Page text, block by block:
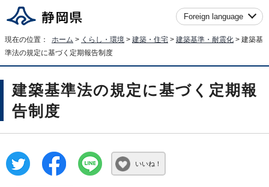
Foreign language
現在の位置： ホーム > くらし・環境 > 建築・住宅 > 建築基準・耐震化 > 建築基
準法の規定に基づく定期報告制度
建築基準法の規定に基づく定期報
告制度
いいね！